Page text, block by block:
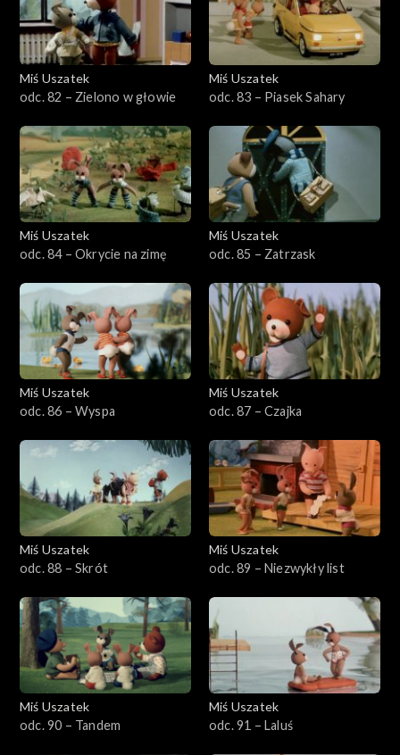
Miś Uszatek
odc. 82 – Zielono w głowie
Miś Uszatek
odc. 83 – Piasek Sahary
Miś Uszatek
odc. 84 – Okrycie na zimę
Miś Uszatek
odc. 85 – Zatrzask
Miś Uszatek
odc. 86 – Wyspa
Miś Uszatek
odc. 87 – Czajka
Miś Uszatek
odc. 88 – Skrót
Miś Uszatek
odc. 89 – Niezwykły list
Miś Uszatek
odc. 90 – Tandem
Miś Uszatek
odc. 91 – Laluś